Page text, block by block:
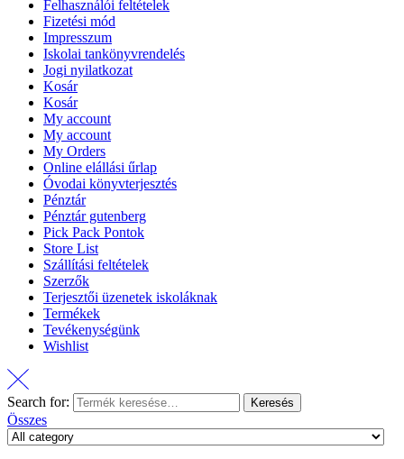
Felhasználói feltételek
Fizetési mód
Impresszum
Iskolai tankönyvrendelés
Jogi nyilatkozat
Kosár
Kosár
My account
My account
My Orders
Online elállási űrlap
Óvodai könyvterjesztés
Pénztár
Pénztár gutenberg
Pick Pack Pontok
Store List
Szállítási feltételek
Szerzők
Terjesztői üzenetek iskoláknak
Termékek
Tevékenységünk
Wishlist
Search for: Keresés
Összes